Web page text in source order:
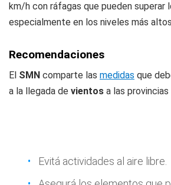
km/h con ráfagas que pueden superar
especialmente en los niveles más
Recomendaciones
El SMN comparte las medidas que
a la llegada de vientos a las provincias
Evitá actividades al aire libre.